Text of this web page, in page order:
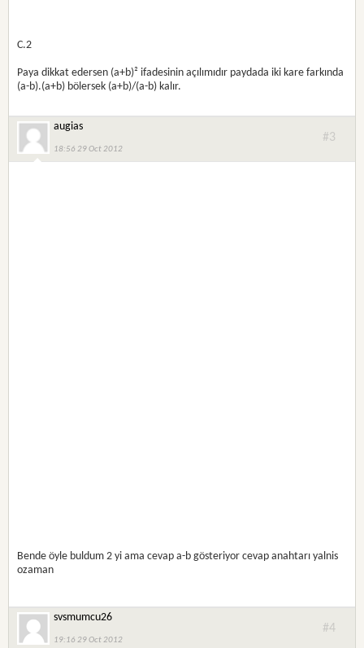
C.2
Paya dikkat edersen (a+b)² ifadesinin açılımıdır paydada iki kare farkında
(a-b).(a+b) bölersek (a+b)/(a-b) kalır.
augias
18:56 29 Oct 2012
#3
Bende öyle buldum 2 yi ama cevap a-b gösteriyor cevap anahtarı yalnis
ozaman
svsmumcu26
19:16 29 Oct 2012
#4